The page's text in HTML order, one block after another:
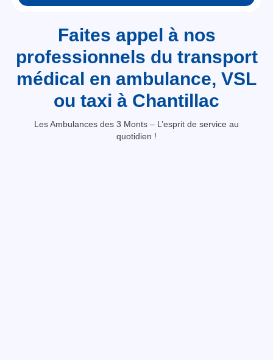
Faites appel à nos
professionnels du transport
médical en ambulance, VSL
ou taxi à Chantillac
Les Ambulances des 3 Monts – L’esprit de service au
quotidien !